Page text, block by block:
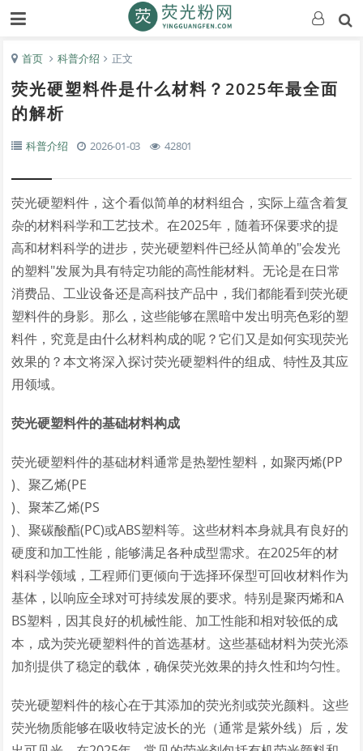
首页 科普介绍 正文
荧光硬塑料件是什么材料？2025年最全面
的解析
科普介绍 2026-01-03 42801
荧光硬塑料件，这个看似简单的材料组合，实际上蕴含着复
杂的材料科学和工艺技术。在2025年，随着环保要求的提
高和材料科学的进步，荧光硬塑料件已经从简单的"会发光
的塑料"发展为具有特定功能的高性能材料。无论是在日常
消费品、工业设备还是高科技产品中，我们都能看到荧光硬
塑料件的身影。那么，这些能够在黑暗中发出明亮色彩的塑
料件，究竟是由什么材料构成的呢？它们又是如何实现荧光
效果的？本文将深入探讨荧光硬塑料件的组成、特性及其应
用领域。
荧光硬塑料件的基础材料构成
荧光硬塑料件的基础材料通常是热塑性塑料，如聚丙烯(PP
)、聚乙烯(PE
)、聚苯乙烯(PS
)、聚碳酸酯(PC)或ABS塑料等。这些材料本身就具有良好的
硬度和加工性能，能够满足各种成型需求。在2025年的材
料科学领域，工程师们更倾向于选择环保型可回收材料作为
基体，以响应全球对可持续发展的要求。特别是聚丙烯和A
BS塑料，因其良好的机械性能、加工性能和相对较低的成
本，成为荧光硬塑料件的首选基材。这些基础材料为荧光添
加剂提供了稳定的载体，确保荧光效果的持久性和均匀性。
荧光硬塑料件的核心在于其添加的荧光剂或荧光颜料。这些
荧光物质能够在吸收特定波长的光（通常是紫外线）后，发